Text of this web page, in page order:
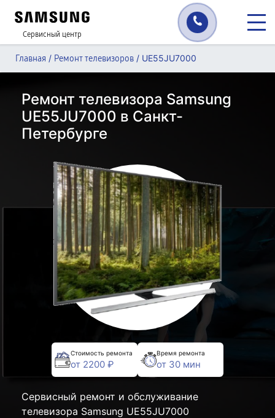
Сервисный центр
Главная / Ремонт телевизоров / UE55JU7000
Ремонт телевизора Samsung
UE55JU7000 в Санкт-
Петербурге
Стоимость ремонта
от 2200 ₽
Время ремонта
от 30 мин
Сервисный ремонт и обслуживание
телевизора Samsung UE55JU7000